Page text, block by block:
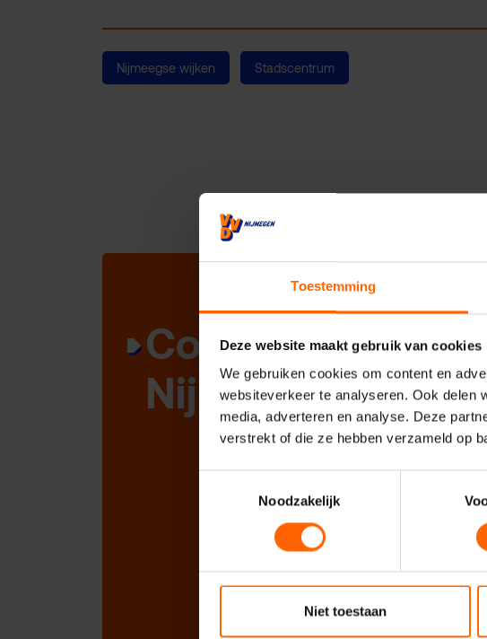
Toestemming
Deze website maakt gebruik van cookies
We gebruiken cookies om content en
websiteverkeer te analyseren. Ook delen
media, adverteren en analyse. Deze
verstrekt of die ze hebben verzameld op
Noodzakelijk
Niet toestaan
Nijmeegse wijken Stadscentrum
Contact met VVD
Nijmegen